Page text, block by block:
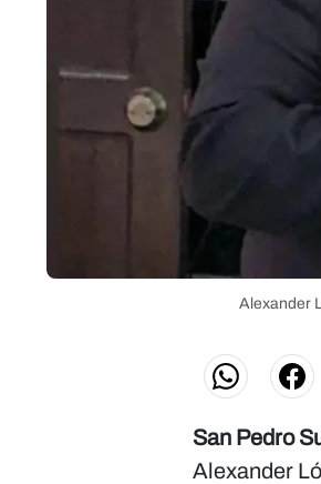
Alexander
San Pedro
Alexander